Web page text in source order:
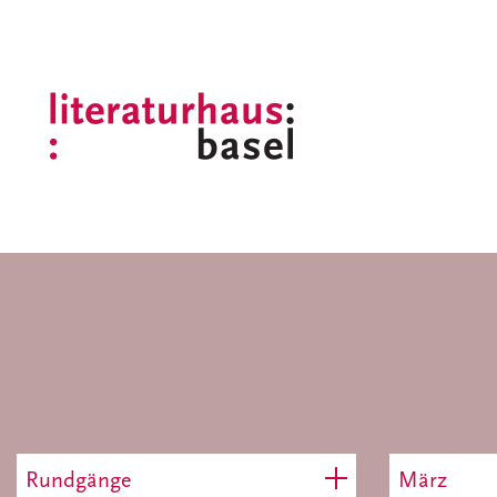
Rundgänge März